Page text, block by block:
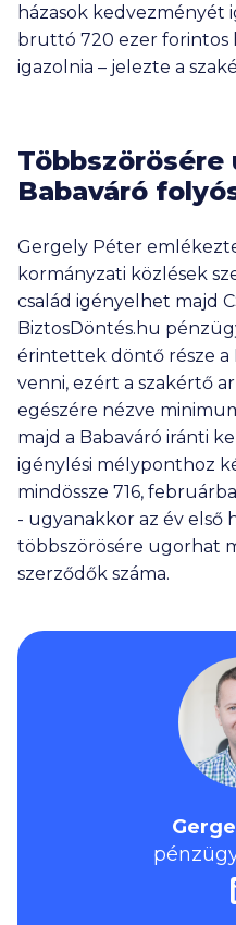
házasok kedvezményét
bruttó 720 ezer forintos
igazolnia – jelezte a
Többszörösére
Babaváró
Gergely Péter
kormányzati közlések
család igényelhet majd
BiztosDöntés.hu
érintettek döntő része a
venni, ezért a szakértő
egészére nézve
majd a Babaváró iránti
igénylési mélyponthoz
mindössze 716,
- ugyanakkor az év első
többszörösére ugorhat
szerződők száma.